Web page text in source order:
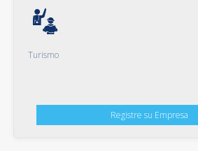
Turismo
Registre su Empresa